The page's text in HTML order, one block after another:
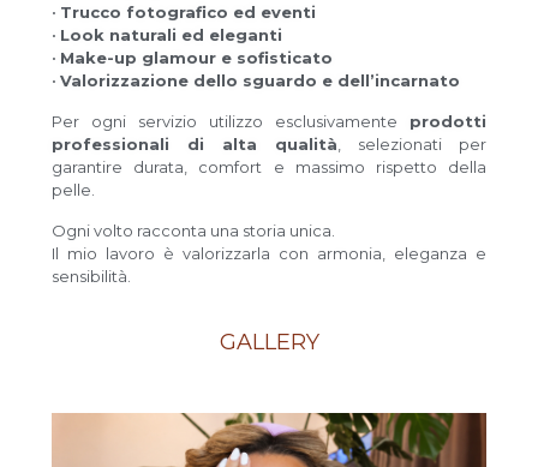
• Trucco fotografico ed eventi
• Look naturali ed eleganti
• Make-up glamour e sofisticato
• Valorizzazione dello sguardo e dell’incarnato
Per ogni servizio utilizzo esclusivamente prodotti
professionali di alta qualità , selezionati per
garantire durata, comfort e massimo rispetto della
pelle.
Ogni volto racconta una storia unica.
Il mio lavoro è valorizzarla con armonia, eleganza e
sensibilità.
GALLERY